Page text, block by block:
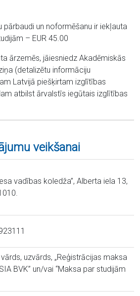
pārbaudi un noformēšanu ir iekļauta
– EUR 45.00
ārzemēs, jāiesniedz Akadēmiskās
(detalizētu informāciju
Latvijā piešķirtam izglītības
atbilst ārvalstīs iegūtais izglītības
veikšanai
vadības koledža”, Alberta iela 13,
uzvārds, „Reģistrācijas maksa
BVK” un/vai “Maksa par studijām